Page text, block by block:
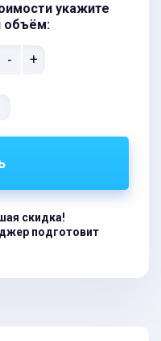
укажите
объём:
- +
скидка!
подготовит